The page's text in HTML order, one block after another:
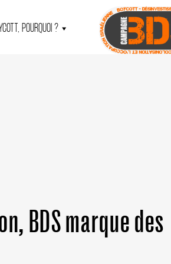
POURQUOI ?
BDS marque des